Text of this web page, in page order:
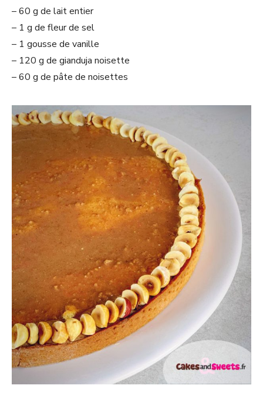
– 60 g de lait entier
– 1 g de fleur de sel
– 1 gousse de vanille
– 120 g de gianduja noisette
– 60 g de pâte de noisettes